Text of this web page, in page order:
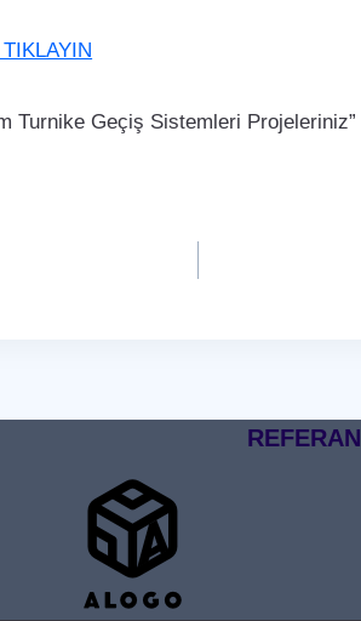
TIKLAYIN
Turnike Geçiş Sistemleri